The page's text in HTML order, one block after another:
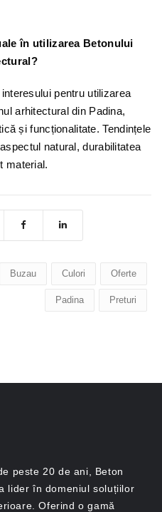
în utilizarea Betonului
pentru utilizarea
arhitectural din Padina,
și funcționalitate. Tendințele
natural, durabilitatea
material.
Buzau Culori Oferte
Padina Preturi
peste 20 de ani, Beton
lider în domeniul soluțiilor
Oferind o gamă